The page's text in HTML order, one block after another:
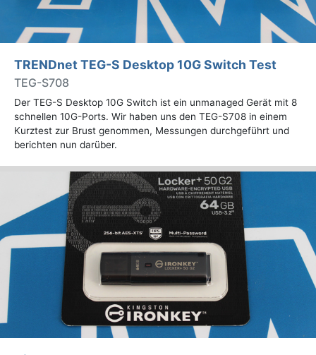
TRENDnet TEG-S Desktop 10G Switch Test
TEG-S708
Der TEG-S Desktop 10G Switch ist ein unmanaged Gerät mit 8
schnellen 10G-Ports. Wir haben uns den TEG-S708 in einem
Kurztest zur Brust genommen, Messungen durchgeführt und
berichten nun darüber.